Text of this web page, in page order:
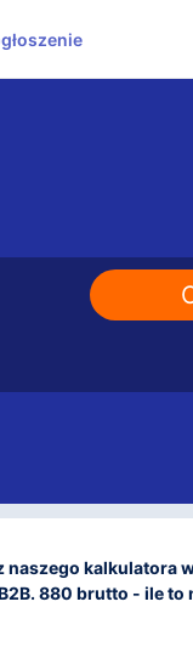
naszego kalkulatora
880 brutto - ile to